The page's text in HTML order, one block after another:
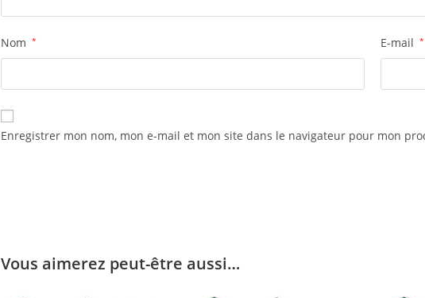
Nom * E-mail *
Enregistrer mon nom, mon e-mail et mon site dans le navigateur pour mon
Vous aimerez peut-être aussi…